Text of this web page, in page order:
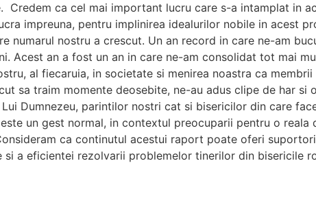
Credem ca cel mai important lucru care s-a intamplat in
impreuna, pentru implinirea idealurilor nobile in acest
numarul nostru a crescut. Un an record in care ne-am
Acest an a fost un an in care ne-am consolidat tot mai
al fiecaruia, in societate si menirea noastra ca
sa traim momente deosebite, ne-au adus clipe de har si
Dumnezeu, parintilor nostri cat si bisericilor din care
un gest normal, in contextul preocuparii pentru o
ca continutul acestui raport poate oferi
a eficientei rezolvarii problemelor tinerilor din bisericile